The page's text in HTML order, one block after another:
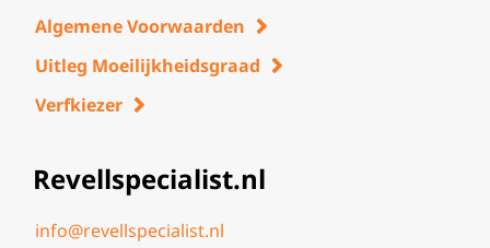
Algemene Voorwaarden
Uitleg Moeilijkheidsgraad
Verfkiezer
Revellspecialist.nl
info@revellspecialist.nl